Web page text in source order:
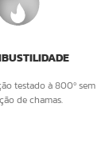
testado à 800º sem
de chamas.